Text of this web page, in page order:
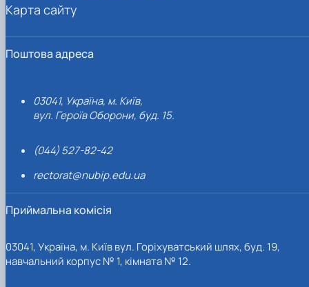
Поштова адреса
03041, Україна, м. Київ,
вул. Героїв Оборони, буд. 15.
(044) 527-82-42
rectorat@nubip.edu.ua
Приймальна комісія
03041, Україна, м. Київ вул. Горіхуватський шлях, буд. 19,
навчальний корпус № 1, кімната № 12.
Карта сайту